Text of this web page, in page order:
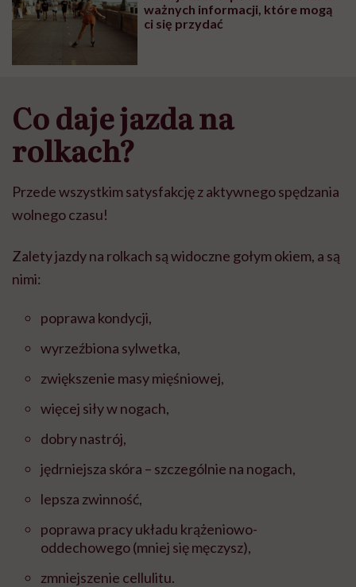
ważnych informacji, które mogą
ci się przydać
Co daje jazda na
rolkach?
Przede wszystkim satysfakcję z aktywnego spędzania
wolnego czasu!
Zalety jazdy na rolkach są widoczne gołym okiem, a są
nimi:
poprawa kondycji,
wyrzeźbiona sylwetka,
zwiększenie masy mięśniowej,
więcej siły w nogach,
dobry nastrój,
jędrniejsza skóra – szczególnie na nogach,
lepsza zwinność,
poprawa pracy układu krążeniowo-
oddechowego (mniej się męczysz),
zmniejszenie cellulitu.